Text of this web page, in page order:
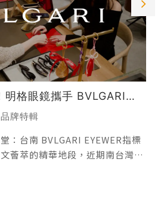
明格眼鏡攜手 BVLGARI
唯一新春盛會，定義頂級
品牌特輯
：台南 BVLGARI EYEWER指標
薈萃的精華地段，近期南台灣最
兩場全台唯一 BVLGARI